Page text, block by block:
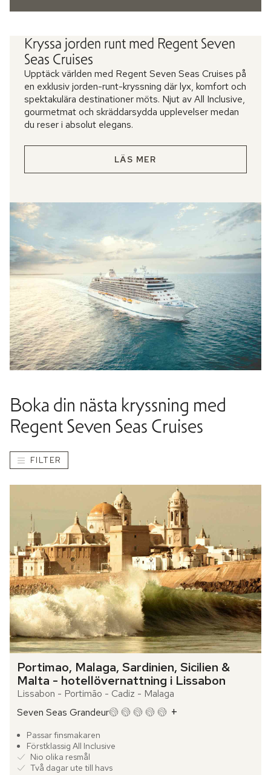
Kryssa jorden runt med Regent Seven
Seas Cruises
Upptäck världen med Regent Seven Seas Cruises på
en exklusiv jorden-runt-kryssning där lyx, komfort och
spektakulära destinationer möts. Njut av All Inclusive,
gourmetmat och skräddarsydda upplevelser medan
du reser i absolut elegans.
LÄS MER
Boka din nästa kryssning med
Regent Seven Seas Cruises
FILTER
Portimao, Malaga, Sardinien, Sicilien &
Malta - hotellövernattning i Lissabon
Lissabon - Portimão - Cadiz - Malaga
Seven Seas Grandeur
+
Passar finsmakaren
Förstklassig All Inclusive
Nio olika resmål
Två dagar ute till havs